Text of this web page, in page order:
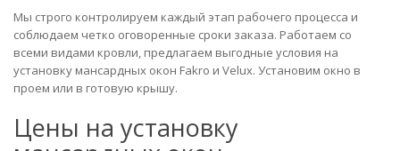
Мы строго контролируем каждый этап рабочего процесса и
соблюдаем четко оговоренные сроки заказа. Работаем со
всеми видами кровли, предлагаем выгодные условия на
установку мансардных окон Fakro и Velux. Установим окно в
проем или в готовую крышу.
Цены на установку